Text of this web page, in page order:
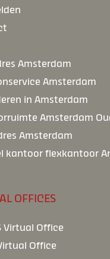
Amsterdam
Amsterdam
in Amsterdam
Amsterdam
Amsterdam
kantoor flexkantoor
OFFICES
Virtual Office
Office